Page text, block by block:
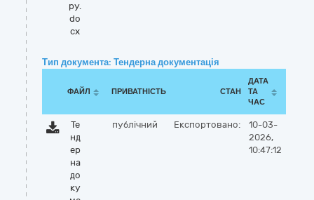
ру.
do
cx
Тип документа: Тендерна документація
ФАЙЛ ПРИВАТНІСТЬ СТАН
ДАТА
ТА
ЧАС
Те
нд
ер
на
до
ку
публічний Експортовано:
10-03-
2026,
10:47:12